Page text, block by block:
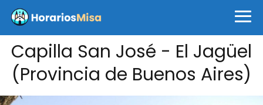
Capilla San José - El Jagüel
(Provincia de Buenos Aires)